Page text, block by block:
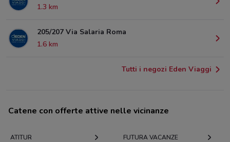
1.3 km
205/207 Via Salaria Roma
1.6 km
Tutti i negozi Eden Viaggi
Catene con offerte attive nelle vicinanze
ATITUR FUTURA VACANZE